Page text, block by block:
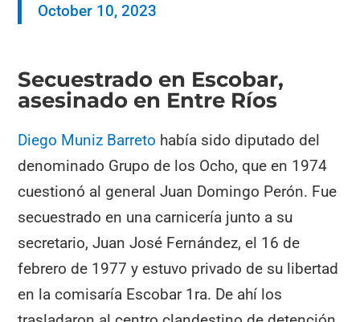
October 10, 2023
Secuestrado en Escobar,
asesinado en Entre Ríos
Diego Muniz Barreto había sido diputado del
denominado Grupo de los Ocho, que en 1974
cuestionó al general Juan Domingo Perón. Fue
secuestrado en una carnicería junto a su
secretario, Juan José Fernández, el 16 de
febrero de 1977 y estuvo privado de su libertad
en la comisaría Escobar 1ra. De ahí los